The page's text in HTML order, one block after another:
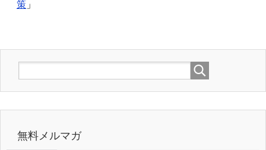
策 」
無料メルマガ